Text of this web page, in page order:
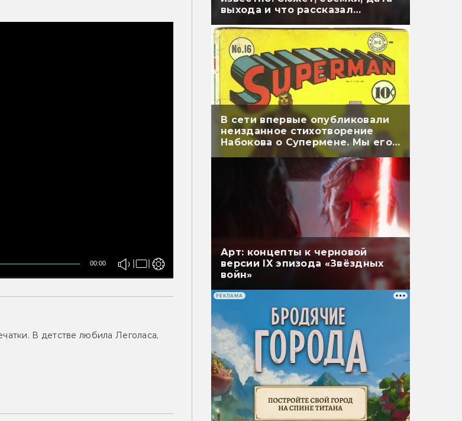
00:00
В детстве любила Леголаса,
выхода и что рассказал
В сети впервые опубликовали
неизданное стихотворение
Набокова о Супермене. Мы его
перевели
Арт: концепты к черновой
версии IX эпизода «Звёздных
войн»
РЕКЛАМА